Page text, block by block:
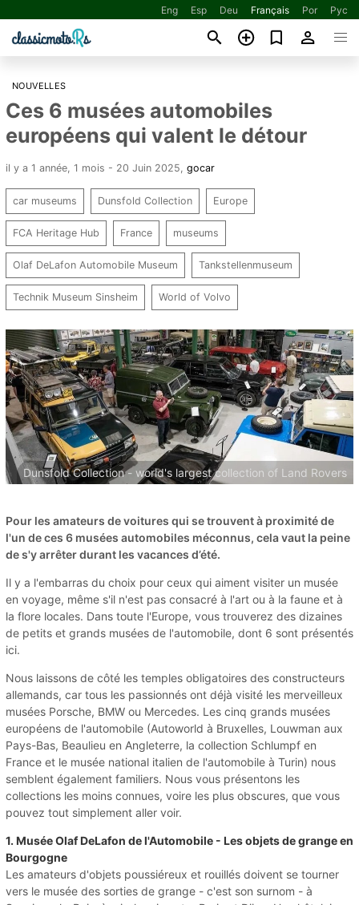
Eng Esp Deu Français Por Рус
NOUVELLES
Ces 6 musées automobiles
européens qui valent le détour
il y a 1 année, 1 mois - 20 Juin 2025 gocar
car museums Dunsfold Collection Europe
FCA Heritage Hub France museums
Olaf DeLafon Automobile Museum Tankstellenmuseum
Technik Museum Sinsheim World of Volvo
Dunsfold Collection - world's largest collection of Land Rovers
Pour les amateurs de voitures qui se trouvent à proximité de
l'un de ces 6 musées automobiles méconnus, cela vaut la peine
de s'y arrêter durant les vacances d’été.
Il y a l'embarras du choix pour ceux qui aiment visiter un musée
en voyage, même s'il n'est pas consacré à l'art ou à la faune et à
la flore locales. Dans toute l'Europe, vous trouverez des dizaines
de petits et grands musées de l'automobile, dont 6 sont présentés
ici.
Nous laissons de côté les temples obligatoires des constructeurs
allemands, car tous les passionnés ont déjà visité les merveilleux
musées Porsche, BMW ou Mercedes. Les cinq grands musées
européens de l'automobile (Autoworld à Bruxelles, Louwman aux
Pays-Bas, Beaulieu en Angleterre, la collection Schlumpf en
France et le musée national italien de l'automobile à Turin) nous
semblent également familiers. Nous vous présentons les
collections les moins connues, voire les plus obscures, que vous
pouvez tout simplement aller voir.
1. Musée Olaf DeLafon de l'Automobile - Les objets de grange en
Bourgogne
Les amateurs d'objets poussiéreux et rouillés doivent se tourner
vers le musée des sorties de grange - c'est son surnom - à